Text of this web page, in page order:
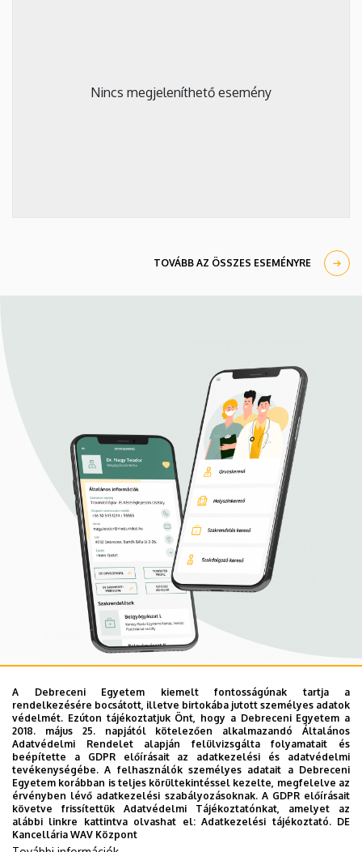
Nincs megjeleníthető esemény
TOVÁBB AZ ÖSSZES ESEMÉNYRE
Mobil App
UD Mediversity app
Az UD Mediversity mobilalkalmazás a Debreceni Egyetem
előremutató fejlesztése, melynek célja, hogy a betegek
és a hozzátartozók egyszerűen, gyorsan
eligazodhassanak a Klinikai Központ szolgáltatásai
között, mert az Ön egészsége a mi prioritásunk. A
A Debreceni Egyetem kiemelt fontosságúnak tartja a
rendelkezésére bocsátott, illetve birtokába jutott személyes adatok
védelmét. Ezúton tájékoztatjuk Önt, hogy a Debreceni Egyetem a
2018. május 25. napjától kötelezően alkalmazandó Általános
Adatvédelmi Rendelet alapján felülvizsgálta folyamatait és
beépítette a GDPR előírásait az adatkezelési és adatvédelmi
tevékenységébe. A felhasználók személyes adatait a Debreceni
Egyetem korábban is teljes körültekintéssel kezelte, megfelelve az
érvényben lévő adatkezelési szabályozásoknak. A GDPR előírásait
követve frissítettük Adatvédelmi Tájékoztatónkat, amelyet az
alábbi linkre kattintva olvashat el:Adatkezelési tájékoztató. DE
Kancellária WAV Központ